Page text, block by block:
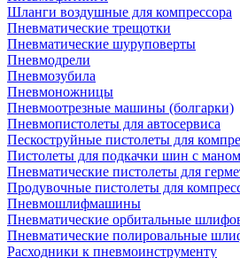
Шланги воздушные для компрессора
Пневматические трещотки
Пневматические шуруповерты
Пневмодрели
Пневмозубила
Пневмоножницы
Пневмоотрезные машины (болгарки)
Пневмопистолеты для автосервиса
Пескоструйные пистолеты для
Пистолеты для подкачки шин с
Пневматические пистолеты для
Продувочные пистолеты для
Пневмошлифмашины
Пневматические орбитальные
Пневматические полировальные
Расходники к пневмоинструменту